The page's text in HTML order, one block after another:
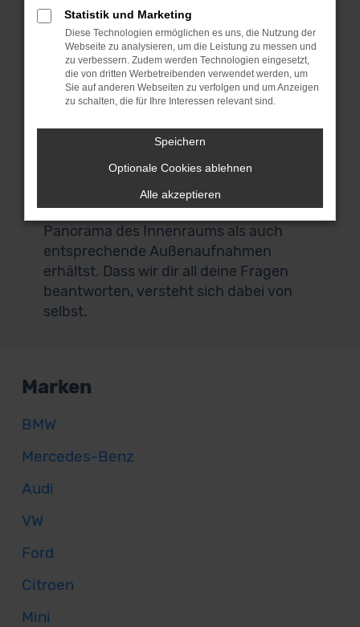
liegt bei München und ist über die
Autobahn perfekt zu erreichen. Keine
Zeit? Keine Lust? Kein Problem! Wir
bieten dir einen Lieferservice direkt nach
Augsburg und auf Wunsch vor deine
Haustür. Auch für den Autokauf
brauchst du deine eigenen vier Wände
nicht zu verlassen. Alle BMW 1er Reihe
Gebrauchtwagen in unserem Sortiment
lassen sich digital scannen und
darstellen, sodass du sowohl ein 360°
Panorama des Innenraums als auch
entsprechende Außenaufnahmen
erhältst. Dass wir dir all deine Fragen
beantworten, versteht sich dabei von
selbst.
Marken
BMW
Mercedes-Benz
Audi
VW
Ford
Citroen
Mini
Statistik und Marketing
Diese Technologien ermöglichen es uns, die Nutzung der
Webseite zu analysieren, um die Leistung zu messen und
zu verbessern. Zudem werden Technologien eingesetzt,
die von dritten Werbetreibenden verwendet werden, um
Sie auf anderen Webseiten zu verfolgen und um Anzeigen
zu schalten, die für Ihre Interessen relevant sind.
Speichern
Optionale Cookies ablehnen
Alle akzeptieren